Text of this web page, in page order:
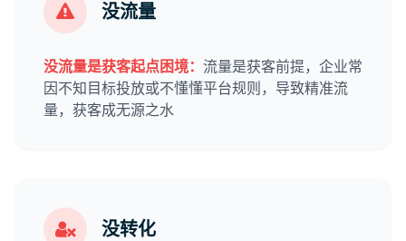
没流量
没流量是获客起点困境： 流量是获客前提，企业常
因不知目标投放或不懂懂平台规则，导致精准流
量，获客成无源之水
没转化